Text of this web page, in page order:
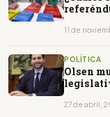
11 de
POLÍTICA
Olsen
27 de abril,